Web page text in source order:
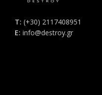
Τ: (+30) 2117408951
E: info@destroy.gr